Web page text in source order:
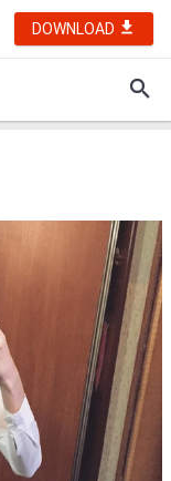
DOWNLOAD